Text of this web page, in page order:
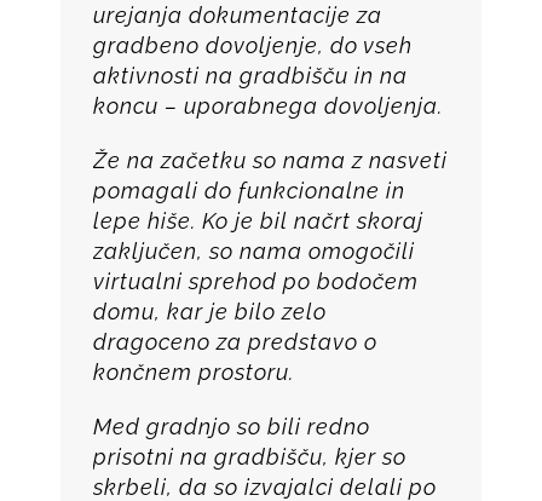
urejanja dokumentacije za
gradbeno dovoljenje, do vseh
aktivnosti na gradbišču in na
koncu – uporabnega dovoljenja.
Že na začetku so nama z nasveti
pomagali do funkcionalne in
lepe hiše. Ko je bil načrt skoraj
zaključen, so nama omogočili
virtualni sprehod po bodočem
domu, kar je bilo zelo
dragoceno za predstavo o
končnem prostoru.
Med gradnjo so bili redno
prisotni na gradbišču, kjer so
skrbeli, da so izvajalci delali po